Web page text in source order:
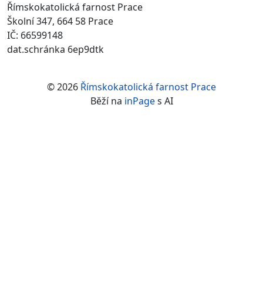
Římskokatolická farnost Prace
Školní 347, 664 58 Prace
IČ: 66599148
dat.schránka 6ep9dtk
© 2026 Římskokatolická farnost Prace
Běží na inPages AI